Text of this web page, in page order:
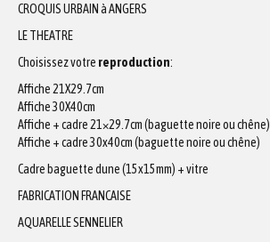
CROQUIS URBAIN à ANGERS
LE THEATRE
Choisissez votre reproduction:
Affiche 21X29.7cm
Affiche 30X40cm
Affiche + cadre 21×29.7cm (baguette noire ou chêne)
Affiche + cadre 30x40cm (baguette noire ou chêne)
Cadre baguette dune (15x15mm) + vitre
FABRICATION FRANCAISE
AQUARELLE SENNELIER